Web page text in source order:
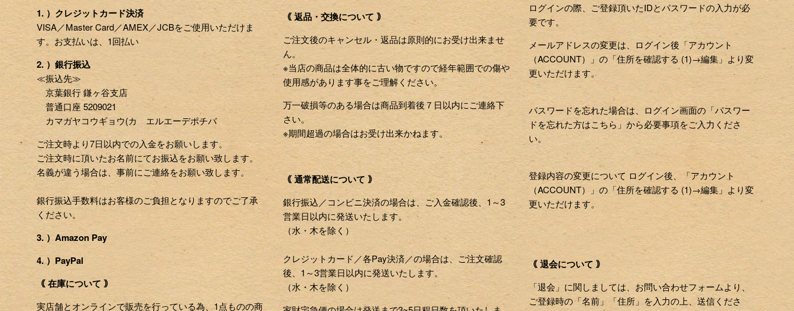
1. ）クレジットカード決済
VISA／Master Card／AMEX／JCBをご使用いただけま
す。お支払いは、1回払い
2. ）銀行振込
≪振込先≫
京葉銀行 鎌ヶ谷支店
普通口座 5209021
カマガヤコウギョウ(カ エルエーデポチバ
ご注文時より7日以内での入金をお願いします。
ご注文時に頂いたお名前にてお振込をお願い致します。
名義が違う場合は、事前にご連絡をお願い致します。
銀行振込手数料はお客様のご負担となりますのでご了承
ください。
3. ）Amazon Pay
4. ）PayPal
｟ 在庫について ｠
実店舗とオンラインで販売を行っている為、1点ものの商
｟ 返品・交換について ｠
ご注文後のキャンセル・返品は原則的にお受け出来ませ
ん。
※当店の商品は全体的に古い物ですので経年範囲での傷や
使用感があります事をご理解ください。
万一破損等のある場合は商品到着後７日以内にご連絡下
さい。
※期間超過の場合はお受け出来かねます。
｟ 通常配送について ｠
銀行振込／コンビニ決済の場合は、ご入金確認後、1～3
営業日以内に発送いたします。
（水・木を除く）
クレジットカード／各Pay決済／の場合は、ご注文確認
後、1～3営業日以内に発送いたします。
（水・木を除く）
ログインの際、ご登録頂いたIDとパスワードの入力が必
要です。
メールアドレスの変更は、ログイン後「アカウント
（ACCOUNT）」の「住所を確認する (1)→編集」より変
更いただけます。
パスワードを忘れた場合は、ログイン画面の「パスワー
ドを忘れた方はこちら」から必要事項をご入力くださ
い。
登録内容の変更について ログイン後、「アカウント
（ACCOUNT）」の「住所を確認する (1)→編集」より変
更いただけます。
｟ 退会について ｠
「退会」に関しましては、お問い合わせフォームより、
ご登録時の「名前」「住所」を入力の上、送信くださ